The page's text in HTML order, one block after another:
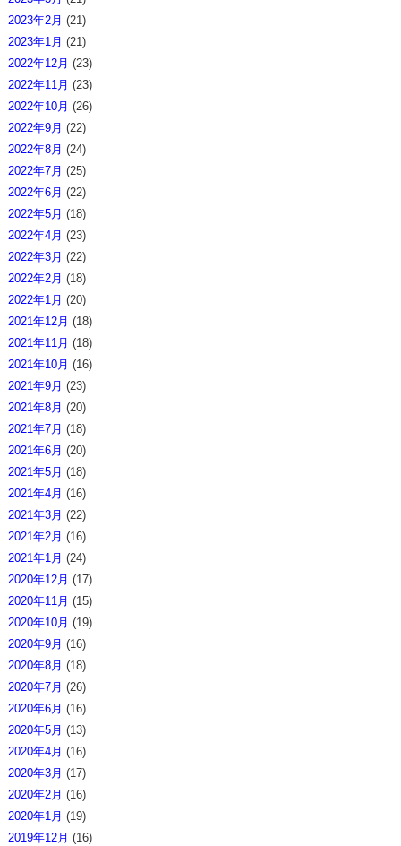
2023年2月 (21)
2023年1月 (21)
2022年12月 (23)
2022年11月 (23)
2022年10月 (26)
2022年9月 (22)
2022年8月 (24)
2022年7月 (25)
2022年6月 (22)
2022年5月 (18)
2022年4月 (23)
2022年3月 (22)
2022年2月 (18)
2022年1月 (20)
2021年12月 (18)
2021年11月 (18)
2021年10月 (16)
2021年9月 (23)
2021年8月 (20)
2021年7月 (18)
2021年6月 (20)
2021年5月 (18)
2021年4月 (16)
2021年3月 (22)
2021年2月 (16)
2021年1月 (24)
2020年12月 (17)
2020年11月 (15)
2020年10月 (19)
2020年9月 (16)
2020年8月 (18)
2020年7月 (26)
2020年6月 (16)
2020年5月 (13)
2020年4月 (16)
2020年3月 (17)
2020年2月 (16)
2020年1月 (19)
2019年12月 (16)